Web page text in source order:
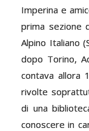
Imperina e
prima sezione
Alpino Italiano
dopo Torino,
contava allora
rivolte
di una
conoscere in